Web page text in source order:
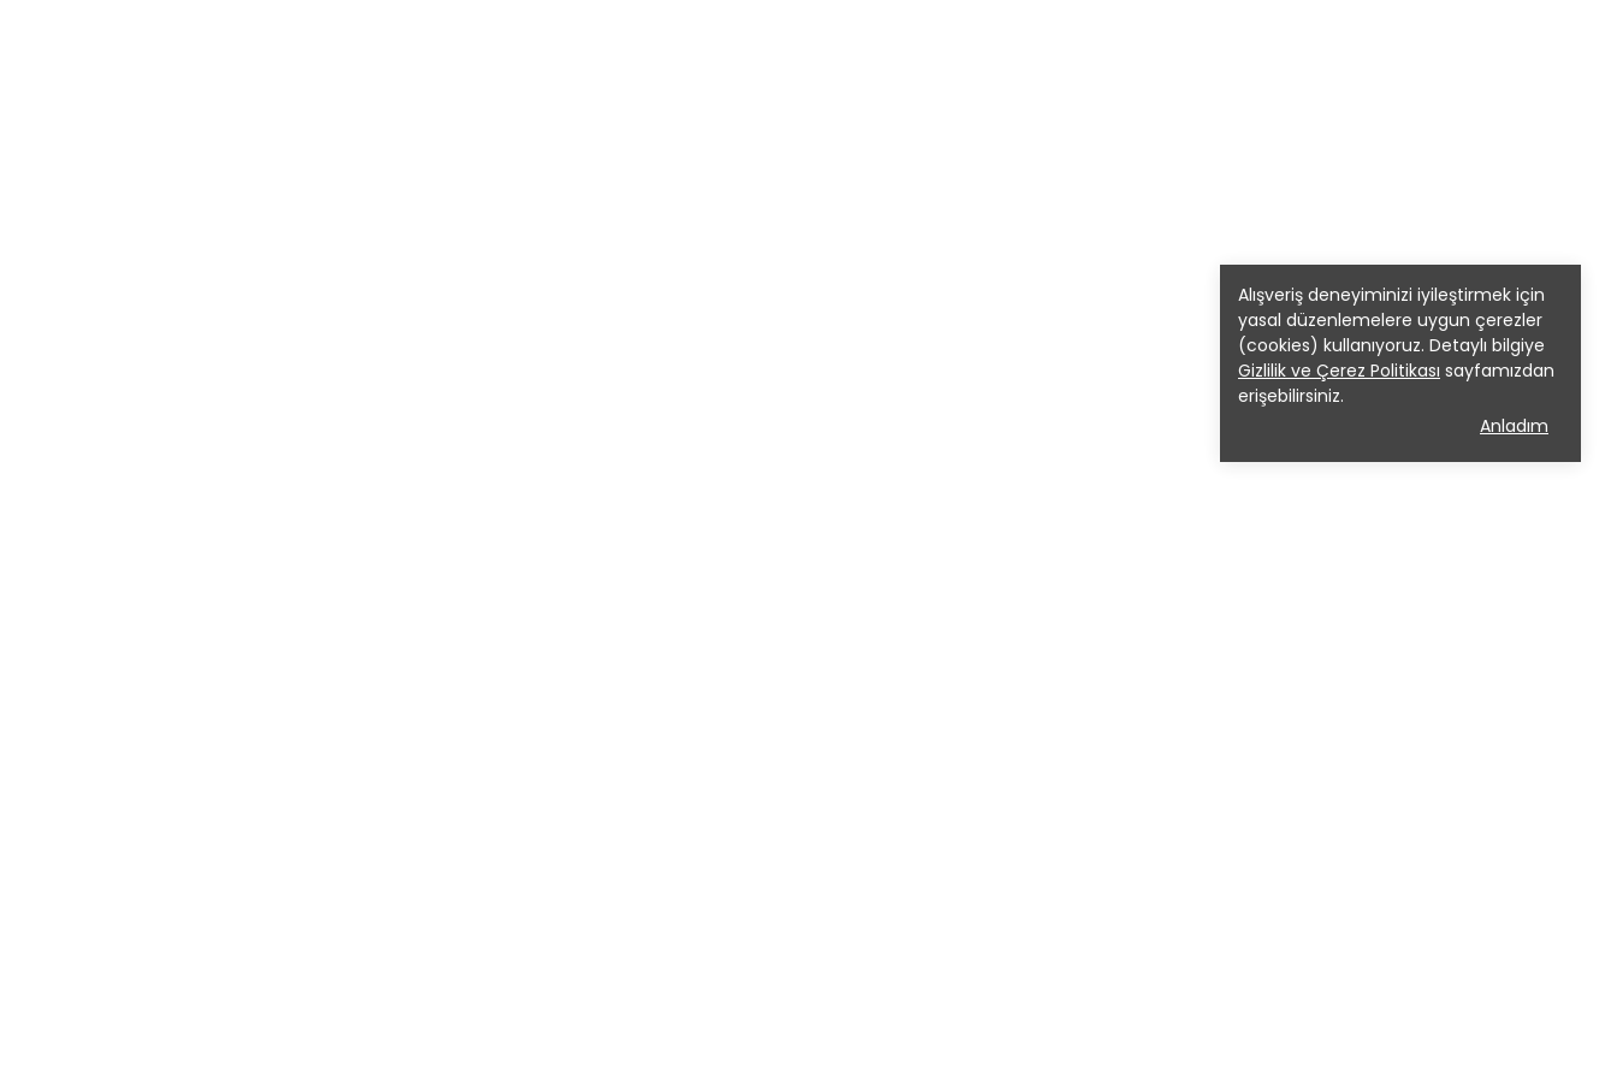
Alışveriş deneyiminizi iyileştirmek için
yasal düzenlemelere uygun çerezler
(cookies) kullanıyoruz. Detaylı bilgiye
Gizlilik ve Çerez Politikası sayfamızdan
erişebilirsiniz.
Anladım